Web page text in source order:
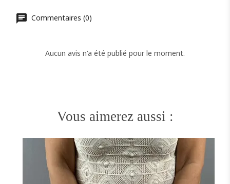
Commentaires (0)
Aucun avis n'a été publié pour le moment.
Vous aimerez aussi :